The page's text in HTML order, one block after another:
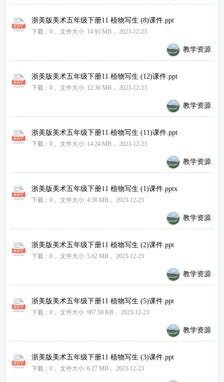
浙美版美术五年级下册11 植物写生 (8)课件.ppt
下载：0， 文件大小: 14.93 MB ， 2023-12-23
教学资源
浙美版美术五年级下册11 植物写生 (12)课件.ppt
下载：0， 文件大小: 12.36 MB ， 2023-12-23
教学资源
浙美版美术五年级下册11 植物写生 (11)课件.ppt
下载：0， 文件大小: 14.24 MB ， 2023-12-23
教学资源
浙美版美术五年级下册11 植物写生 (1)课件.pptx
下载：0， 文件大小: 4.38 MB ， 2023-12-23
教学资源
浙美版美术五年级下册11 植物写生 (2)课件.ppt
下载：0， 文件大小: 5.62 MB ， 2023-12-23
教学资源
浙美版美术五年级下册11 植物写生 (5)课件.ppt
下载：0， 文件大小: 907.50 KB ， 2023-12-23
教学资源
浙美版美术五年级下册11 植物写生 (3)课件.ppt
下载：0， 文件大小: 6.27 MB ， 2023-12-23